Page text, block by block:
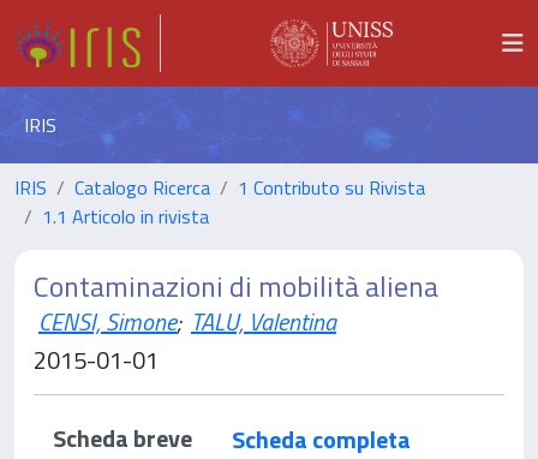
IRIS
IRIS Catalogo Ricerca
1 Contributo su Rivista
1.1 Articolo in rivista
Contaminazioni di mobilità aliena
CENSI, Simone; TALU, Valentina
2015-01-01
Scheda breve
Scheda completa